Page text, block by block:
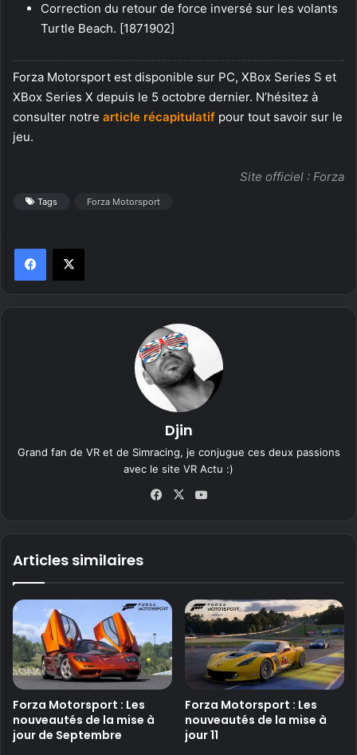
Correction du retour de force inversé sur les volants
Turtle Beach. [1871902]
Forza Motorsport est disponible sur PC, XBox Series S et
XBox Series X depuis le 5 octobre dernier. N’hésitez à
consulter notre article récapitulatif pour tout savoir sur le
jeu.
Site officiel : Forza
Tags Forza Motorsport
Djin
Grand fan de VR et de Simracing, je conjugue ces deux passions
avec le site VR Actu :)
Fa
X
Articles similaires
Forza Motorsport : Les
nouveautés de la mise à
jour de Septembre
Forza Motorsport : Les
nouveautés de la mise à
jour 11